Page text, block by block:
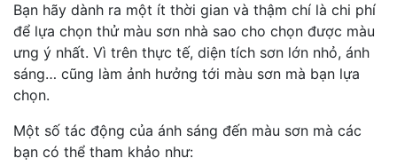
Bạn hãy dành ra một ít thời gian và thậm chí là chi phí
để lựa chọn thử màu sơn nhà sao cho chọn được màu
ưng ý nhất. Vì trên thực tế, diện tích sơn lớn nhỏ, ánh
sáng… cũng làm ảnh hưởng tới màu sơn mà bạn lựa
chọn.
Một số tác động của ánh sáng đến màu sơn mà các
bạn có thể tham khảo như: